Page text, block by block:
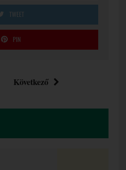
TWEET
PIN
Következő